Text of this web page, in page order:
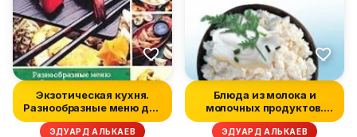
Экзотическая кухня.
Разнообразные меню для
будней...
ЭДУАРД АЛЬКАЕВ
Блюда из молока и
молочных продуктов.
Разнообразны...
ЭДУАРД АЛЬКАЕВ